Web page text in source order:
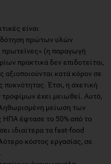
είναι
πρώτων υλών
πρωτεϊνες» (η παραγωγή
πρακτικά δεν επιδοτείται,
αξιοποιούνται κατά κόρον σε
Έτσι, η σχετική
έχει μειωθεί. Αυτό,
μείωση των
έφτασε το 50% από το
ιδιαίτερα τα fast-food
κόστος εργασίας, σε